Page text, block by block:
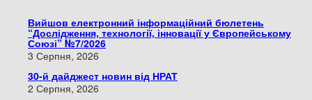
Вийшов електронний інформаційний бюлетень
“Дослідження, технології, інновації у Європейському
Союзі” №7/2026
3 Серпня, 2026
30-й дайджест новин від НРАТ
2 Серпня, 2026